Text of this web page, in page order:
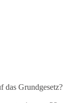
warum es sich
das Grundgesetz?